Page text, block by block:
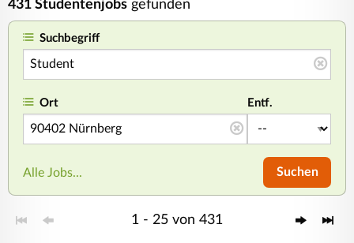
431 Studentenjobs gefunden
Suchbegriff
Ort Entf.
Alle Jobs... Suchen
1 - 25 von 431